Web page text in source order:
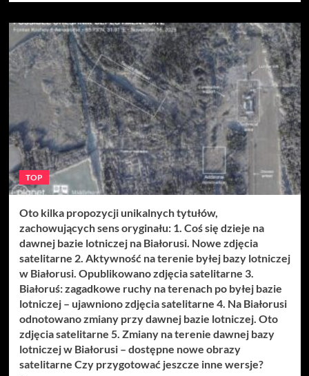
TOP
Oto kilka propozycji unikalnych tytułów,
zachowujących sens oryginału: 1. Coś się dzieje na
dawnej bazie lotniczej na Białorusi. Nowe zdjęcia
satelitarne 2. Aktywność na terenie byłej bazy lotniczej
w Białorusi. Opublikowano zdjęcia satelitarne 3.
Białoruś: zagadkowe ruchy na terenach po byłej bazie
lotniczej – ujawniono zdjęcia satelitarne 4. Na Białorusi
odnotowano zmiany przy dawnej bazie lotniczej. Oto
zdjęcia satelitarne 5. Zmiany na terenie dawnej bazy
lotniczej w Białorusi – dostępne nowe obrazy
satelitarne Czy przygotować jeszcze inne wersje?